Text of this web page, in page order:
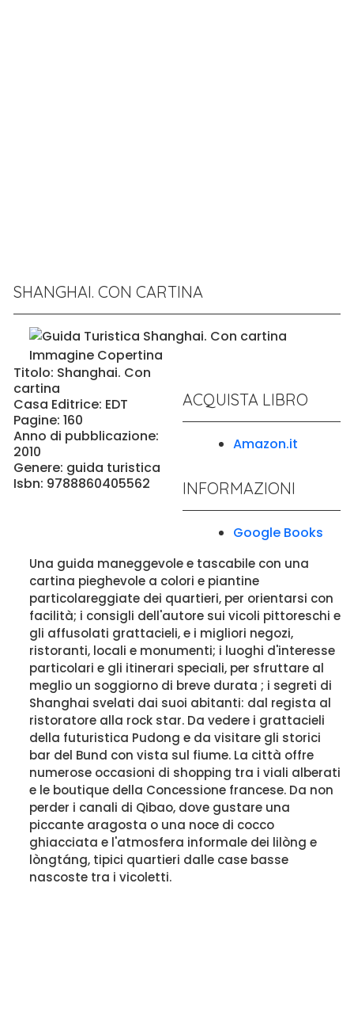
SHANGHAI. CON CARTINA
ACQUISTA LIBRO
Amazon.it
INFORMAZIONI
Google Books
Titolo: Shanghai. Con
cartina
Casa Editrice: EDT
Pagine: 160
Anno di pubblicazione:
2010
Genere: guida turistica
Isbn: 9788860405562
Una guida maneggevole e tascabile con una
cartina pieghevole a colori e piantine
particolareggiate dei quartieri, per orientarsi con
facilità; i consigli dell'autore sui vicoli pittoreschi e
gli affusolati grattacieli, e i migliori negozi,
ristoranti, locali e monumenti; i luoghi d'interesse
particolari e gli itinerari speciali, per sfruttare al
meglio un soggiorno di breve durata ; i segreti di
Shanghai svelati dai suoi abitanti: dal regista al
ristoratore alla rock star. Da vedere i grattacieli
della futuristica Pudong e da visitare gli storici
bar del Bund con vista sul fiume. La città offre
numerose occasioni di shopping tra i viali alberati
e le boutique della Concessione francese. Da non
perder i canali di Qibao, dove gustare una
piccante aragosta o una noce di cocco
ghiacciata e l'atmosfera informale dei lilòng e
lòngtáng, tipici quartieri dalle case basse
nascoste tra i vicoletti.